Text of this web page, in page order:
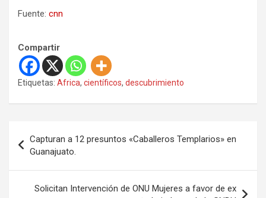
Fuente: cnn
Compartir
Etiquetas: Africa, científicos, descubrimiento
v
Capturan a 12 presuntos «Caballeros Templarios» en
Guanajuato.
Solicitan Intervención de ONU Mujeres a favor de ex